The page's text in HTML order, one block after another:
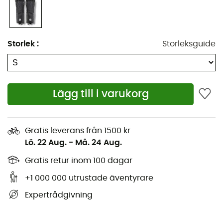
Storlek : Storleksguide
Lägg till i varukorg
Gratis leverans från 1500 kr
Lö. 22 Aug. - Må. 24 Aug.
Gratis retur inom 100 dagar
+1 000 000 utrustade äventyrare
Expertrådgivning